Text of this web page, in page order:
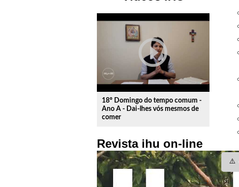
play_circle_outline
18º Domingo do tempo comum -
Ano A - Dai-lhes vós mesmos de
comer
Revista ihu on-line
⚠️